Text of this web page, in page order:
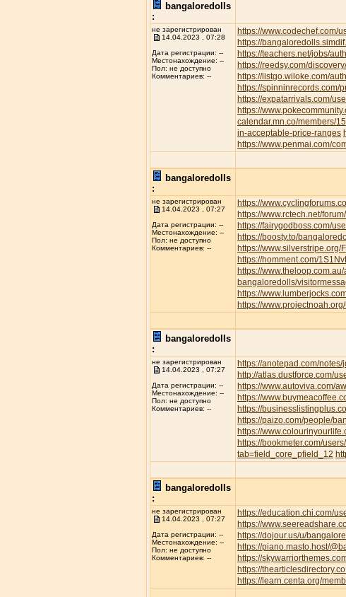
bangaloredolls
:
не зарегистрирован
14.04.2023 , 07:28
Дата регистрации: --
Местонахождение: --
Пол: не доступно
Комментариев: --
https://www.codechef.com/
https://
https://teachers.net/jobs/
https://reedsy.com/
https://listgo.wiloke.com/
https://spinninrecords.com/
https://expatarrivals.com/
https://
calendar.mn.co/members/
in-acceptable-price-ranges
https://www.penmai.com/
bangaloredolls
:
не зарегистрирован
14.04.2023 , 07:27
Дата регистрации: --
Местонахождение: --
Пол: не доступно
Комментариев: --
https://
https://www.rctech.net/
https://fairygodboss.com/
https://boosty.to/
https://
https://homment.com/
https://
bangaloredolls/
https://
https://
bangaloredolls
:
не зарегистрирован
14.04.2023 , 07:27
Дата регистрации: --
Местонахождение: --
Пол: не доступно
Комментариев: --
https://anotepad.com/notes/
http://atlas.dustforce.com/
https://www.autoviva.com/
https://
https://
https://paizo.com/people/
https://
https://bookmeter.com/
tab=field_core_pfield_12
bangaloredolls
:
не зарегистрирован
14.04.2023 , 07:27
Дата регистрации: --
Местонахождение: --
Пол: не доступно
Комментариев: --
https://education.chi.com/
https://
https://dojour.us/u/
https://piano.masto.host/
https://
https://
https://learn.centa.org/